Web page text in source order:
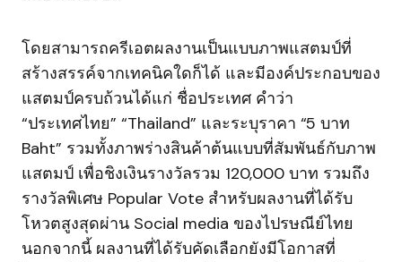
โดยสามารถครีเอตผลงานเป็นแบบภาพแสตมป์ที่
สร้างสรรค์จากเทคนิคใดก็ได้ และมีองค์ประกอบของ
แสตมป์ครบถ้วนได้แก่ ชื่อประเทศ คำว่า
“ประเทศไทย” “Thailand” และระบุราคา “5 บาท
Baht” รวมทั้งภาพร่างสินค้าต้นแบบที่สัมพันธ์กับภาพ
แสตมป์ เพื่อชิงเงินรางวัลรวม 120,000 บาท รวมถึง
รางวัลพิเศษ Popular Vote สำหรับผลงานที่ได้รับ
โหวตสูงสุดผ่าน Social media ของไปรษณีย์ไทย
นอกจากนี้ ผลงานที่ได้รับคัดเลือกยังมีโอกาสที่